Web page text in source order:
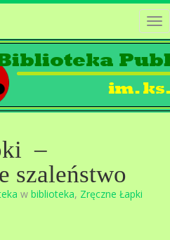
–
szaleństwo
w biblioteka, Zręczne Łapki